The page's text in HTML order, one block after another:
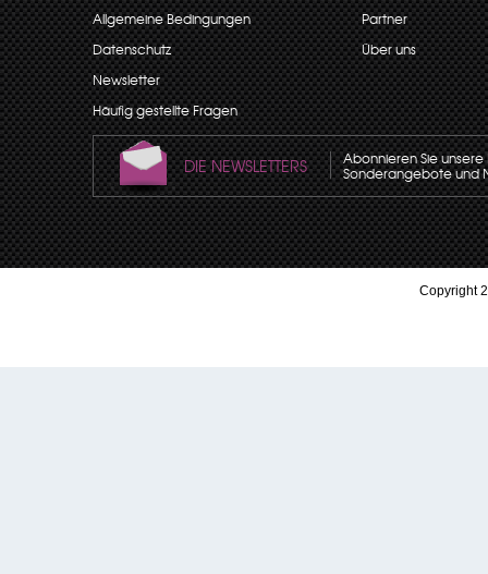
Allgemeine Bedingungen
Datenschutz
Newsletter
Häufig gestellte Fragen
Partner
Über uns
DIE NEWSLETTERS Abonnieren Sie
Sonderangebote und
Copyright